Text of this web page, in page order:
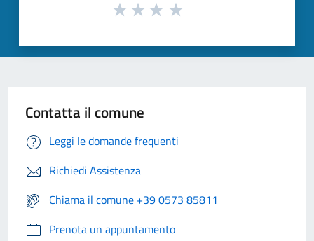
Contatta il comune
Leggi le domande frequenti
Richiedi Assistenza
Chiama il comune +39 0573 85811
Prenota un appuntamento